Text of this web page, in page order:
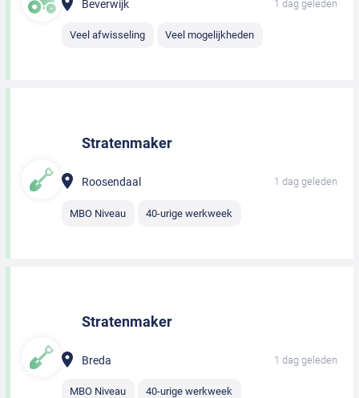
Beverwijk 1 dag geleden
Veel afwisseling Veel mogelijkheden
Stratenmaker
Roosendaal 1 dag geleden
MBO Niveau 40-urige werkweek
Stratenmaker
Breda 1 dag geleden
MBO Niveau 40-urige werkweek